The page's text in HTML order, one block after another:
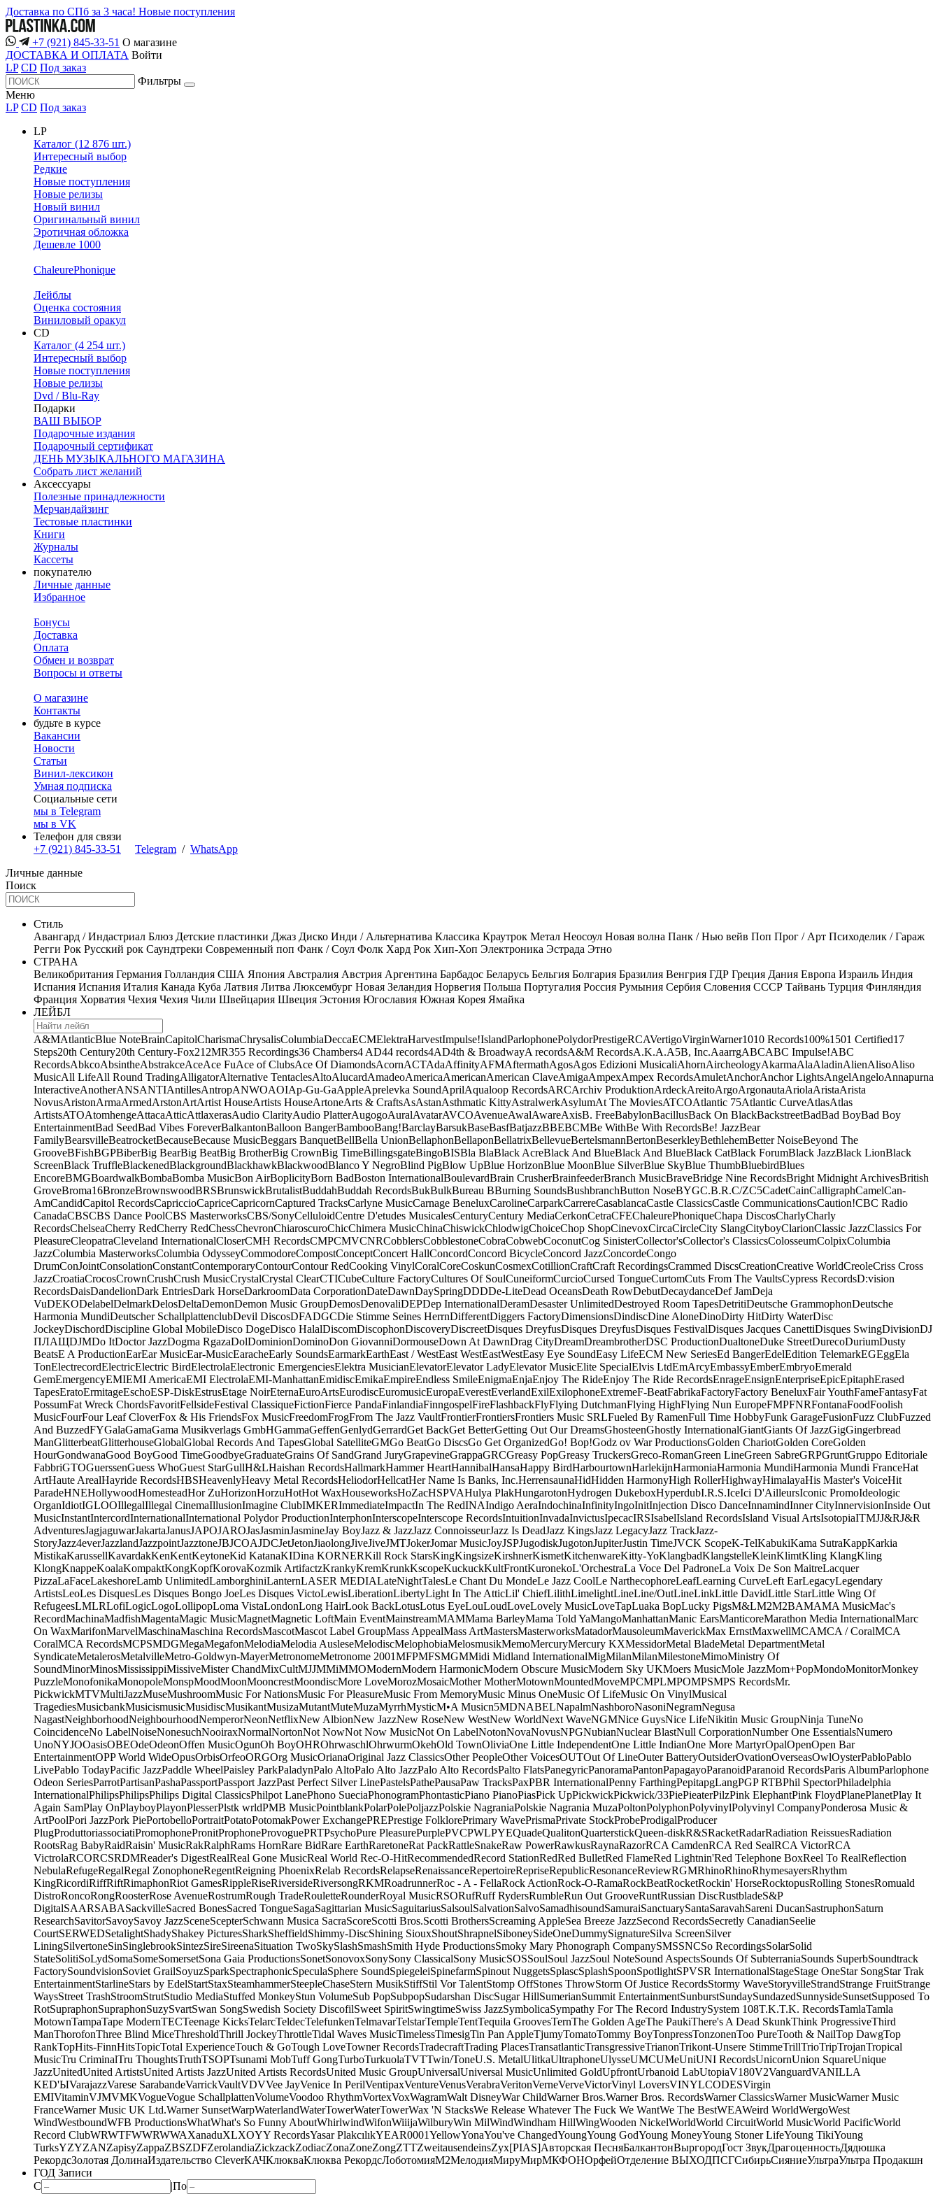
Доставка по СПб за 3 часа! Новые поступления
+7 (921) 845-33-51 О магазине
ДОСТАВКА И ОПЛАТА Войти
LP CD Под заказ
Фильтры
Меню
LP CD Под заказ
LP
Каталог (12 876 шт.)
Интересный выбор
Редкие
Новые поступления
Новые релизы
Новый винил
Оригинальный винил
Эротичная обложка
Дешевле 1000
ChaleurePhonique
Лейблы
Оценка состояния
Виниловый оракул
CD
Каталог (4 254 шт.)
Интересный выбор
Новые поступления
Новые релизы
Dvd / Blu-Ray
Подарки
ВАШ ВЫБОР
Подарочные издания
Подарочный сертификат
ДЕНЬ МУЗЫКАЛЬНОГО МАГАЗИНА
Собрать лист желаний
Аксессуары
Полезные принадлежности
Мерчандайзинг
Тестовые пластинки
Книги
Журналы
Кассеты
покупателю
Личные данные
Избранное
Бонусы
Доставка
Оплата
Обмен и возврат
Вопросы и ответы
О магазине
Контакты
будьте в курсе
Вакансии
Новости
Статьи
Винил-лексикон
Умная подписка
Социальные сети
мы в Telegram
мы в VK
Телефон для связи
+7 (921) 845-33-51
Telegram / WhatsApp
Личные данные
Поиск
Стиль
Авангард / Индастриал Блюз Детские пластинки Джаз Диско Инди / Альтернатива Классика Краутрок Метал Неосоул Новая волна Панк / Нью вейв Поп Прог / Арт Психоделик / Гараж
Регги Рок Русский рок Саундтреки Современный поп Фанк / Соул Фолк Хард Рок Хип-Хоп Электроника Эстрада Этно
СТРАНА
Великобритания Германия Голландия США Япония Австралия Австрия Аргентина Барбадос Беларусь Бельгия Болгария Бразилия Венгрия ГДР Греция Дания Европа Израиль Индия
Испания Испания Италия Канада Куба Латвия Литва Люксембург Новая Зеландия Норвегия Польша Португалия Россия Румыния Сербия Словения СССР Тайвань Турция Финляндия
Франция Хорватия Чехия Чехия Чили Швейцария Швеция Эстония Югославия Южная Корея Ямайка
ЛЕЙБЛ
A&MAtlanticBlue NoteBrainCapitolCharismaChrysalisColumbiaDeccaECMElektraHarvestImpulse!IslandParlophonePolydorPrestigeRCAVertigoVirginWarner1010 Records100%1501 Certified17
Steps20th Century20th Century-Fox21 2MR355 Recordings36 Chambers4 AD44 records4AD4th & BroadwayA recordsA&M RecordsA.K.A.A5B, Inc.AaarrgABCABC Impulse!ABC
RecordsAbkcoAbsintheAbstrakceAceAce FuAce of ClubsAce Of DiamondsAcornACTAdaAffinityAFMAftermathAgosAgos Edizioni MusicaliAhornAircheologyAkarmaAlaAladinAlienAlisoAliso
MusicAll LifeAll Round TradingAlligatorAlternative TentaclesAltoAlucardAmadeoAmericaAmericanAmerican ClaveAmigaAmpexAmpex RecordsAmuletAnchorAnchor LightsAngelAngeloAnnapurna
InteractiveAnotherANSANTIAntillesAntropANWOAOIAp-Gu-GaAppleAprelevka SoundAprilAqualoop RecordsARCArchiv ProduktionArdeckAreitoArgoArgonautaAriolaAristaArista
NovusAristonArmaArmedArstonArtArtist HouseArtists HouseArtoneArts & CraftsAsAstanAsthmatic KittyAstralwerkAsylumAt The MoviesATCOAtlantic 75Atlantic CurveAtlasAtlas
ArtistsATOAtomhengeAttacaAtticAttlaxerasAudio ClarityAudio PlatterAugogoAuralAvatarAVCOAvenueAwalAwareAxisB. FreeBabylonBacillusBack On BlackBackstreetBadBad BoyBad Boy
EntertainmentBad SeedBad Vibes ForeverBalkantonBalloon BangerBambooBang!BarclayBarsukBaseBasfBatjazzBBEBCMBe WithBe With RecordsBe! JazzBear
FamilyBearsvilleBeatrocketBecauseBecause MusicBeggars BanquetBellBella UnionBellaphonBellaponBellatrixBellevueBertelsmannBertonBeserkleyBethlehemBetter NoiseBeyond The
GrooveBFishBGPBiberBig BearBig BeatBig BrotherBig CrownBig TimeBillingsgateBingoBISBla BlaBlack AcreBlack And BlueBlack And BlueBlack CatBlack ForumBlack JazzBlack LionBlack
ScreenBlack TruffleBlackenedBlackgroundBlackhawkBlackwoodBlanco Y NegroBlind PigBlow UpBlue HorizonBlue MoonBlue SilverBlue SkyBlue ThumbBluebirdBlues
EncoreBMGBoardwalkBombaBomba MusicBon AirBoplicityBorn BadBoston InternationalBoulevardBrain CrusherBrainfeederBranch MusicBraveBridge Nine RecordsBright Midnight ArchivesBritish
GroveBroma16BronzeBrownswoodBRSBrunswickBrutalistBuddahBuddah RecordsBukBulkBureau BBurning SoundsBushbranchButton NoseBYGC.B.R.C/ZC5CadetCainCalligraphCamelCan-
AmCandidCapitol RecordsCapriccioCapriceCapricornCaptured TracksCarlyne MusicCarnage BeneluxCarolineCarparkCarrereCasablancaCastle ClassicsCastle CommunicationsCaution!CBC Radio
CanadaCBSCBS Dance PoolCBS MasterworksCBS/SonyCelluloidCentre D'etudes MusicalesCenturyCentury MediaCerkonCetraCFEChaleurePhoniqueChapa DiscosCharlyCharly
RecordsChelseaCherry RedCherry RedChessChevronChiaroscuroChicChimera MusicChinaChiswickChlodwigChoiceChop ShopCinevoxCircaCircleCity SlangCityboyClarionClassic JazzClassics For
PleasureCleopatraCleveland InternationalCloserCMH RecordsCMPCMVCNRCobblersCobblestoneCobraCobwebCoconutCog SinisterCollector'sCollector's ClassicsColosseumColpixColumbia
JazzColumbia MasterworksColumbia OdysseyCommodoreCompostConceptConcert HallConcordConcord BicycleConcord JazzConcordeCongo
DrumConJointConsolationConstantContemporaryContourContour RedCooking VinylCoralCoreCoskunCosmexCotillionCraftCraft RecordingsCrammed DiscsCreationCreative WorldCreoleCriss Cross
JazzCroatiaCrocosCrownCrushCrush MusicCrystalCrystal ClearCTICubeCulture FactoryCultures Of SoulCuneiformCurcioCursed TongueCurtomCuts From The VaultsCypress RecordsD:vision
RecordsDaisDandelionDark EntriesDark HorseDarkroomData CorporationDateDawnDaySpringDDDDe-LiteDead OceansDeath RowDebutDecaydanceDef JamDeja
VuDEKODelabelDelmarkDelosDeltaDemonDemon Music GroupDemosDenovaliDEPDep InternationalDeramDesaster UnlimitedDestroyed Room TapesDetritiDeutsche GrammophonDeutsche
Harmonia MundiDeutscher SchallplattenclubDevil DiscosDFADGCDie Stimme Seines HerrnDifferentDiggers FactoryDimensionsDindiscDine AloneDinoDirty HitDirty WaterDisc
JockeyDischordDiscipline Global MobileDisco DogeDisco HalalDiscomDiscophonDiscoveryDiscreetDisques DreyfusDisques DreyfusDisques FestivalDisques Jacques CanettiDisques SwingDivisionDJ
ПЛАЩDJMDo ItDoctor JazzDogma RgazaDolDominionDominoDon GiovanniDormouseDown At DawnDrag CityDreamDreambrotherDSC ProductionDualtoneDuke StreetDurecoDuriumDusty
BeatsE A ProductionEarEar MusicEar-MusicEaracheEarly SoundsEarmarkEarthEast / WestEast WestEastWestEasy Eye SoundEasy LifeECM New SeriesEd BangerEdelEdition TelemarkEGEggEla
TonElectrecordElectricElectric BirdElectrolaElectronic EmergenciesElektra MusicianElevatorElevator LadyElevator MusicElite SpecialElvis LtdEmArcyEmbassyEmberEmbryoEmerald
GemEmergencyEMIEMI AmericaEMI ElectrolaEMI-ManhattanEmidiscEmikaEmpireEndless SmileEnigmaEnjaEnjoy The RideEnjoy The Ride RecordsEnrageEnsignEnterpriseEpicEpitaphErased
TapesEratoErmitageEschoESP-DiskEstrusEtage NoirEternaEuroArtsEurodiscEuromusicEuropaEverestEverlandExilExilophoneExtremeF-BeatFabrikaFactoryFactory BeneluxFair YouthFameFantasyFat
PossumFat Wreck ChordsFavoritFellsideFestival ClassiqueFictionFierce PandaFinlandiaFinngospelFireFlashbackFlyFlying DutchmanFlying HighFlying Nun EuropeFMPFNRFontanaFoodFoolish
MusicFourFour Leaf CloverFox & His FriendsFox MusicFreedomFrogFrom The Jazz VaultFrontierFrontiersFrontiers Music SRLFueled By RamenFull Time HobbyFunk GarageFusionFuzz ClubFuzzed
And BuzzedFYGalaGamaGama Musikverlags GmbHGammaGeffenGenlydGerrardGet BackGet BetterGetting Out Our DreamsGhosteenGhostly InternationalGiantGiants Of JazzGigGingerbread
ManGlitterbeatGlitterhouseGlobalGlobal Records And TapesGlobal SatelliteGMGo BeatGo DiscsGo Get OrganizedGo! Bop!Godz ov War ProductionsGolden ChariotGolden CoreGolden
HourGondwanaGood BoyGood TimeGoodbyeGraduateGrains Of SandGrand JuryGrapevineGrappaGRCGreasy PopGreasy TruckersGreco-RomanGreen LineGreen SabreGRPGruntGruppo Editoriale
FabbriGTOGuerssenGuess WhoGuest StarGullH&LHaishan RecordsHallmarkHammer HeartHannibalHansaHappy BirdHarbourtownHarlekijnHarmoniaHarmonia MundiHarmonia Mundi FranceHat
ArtHaute ArealHayride RecordsHBSHeavenlyHeavy Metal RecordsHeliodorHellcatHer Name Is Banks, Inc.HerrensaunaHidHidden HarmonyHigh RollerHighwayHimalayaHis Master's VoiceHit
ParadeHNEHollywoodHomesteadHor ZuHorizonHorzuHotHot WaxHouseworksHoZacHSPVAHulya PlakHungarotonHydrogen DukeboxHyperdubI.R.S.IceIci D'AilleursIconic PromoIdeologic
OrganIdiotIGLOOIllegalIllegal CinemaIllusionImagine ClubIMKERImmediateImpactIn The RedINAIndigo AeraIndochinaInfinityIngoInitInjection Disco DanceInnamindInner CityInnervisionInside Out
MusicInstantIntercordInternationalInternational Polydor ProductionInterphonInterscopeInterscope RecordsIntuitionInvadaInvictusIpecacIRSIsabelIsland RecordsIsland Visual ArtsIsotopiaITMJJ&RJ&R
AdventuresJagjaguwarJakartaJanusJAPOJAROJasJasminJasmineJay BoyJazz & JazzJazz ConnoisseurJazz Is DeadJazz KingsJazz LegacyJazz TrackJazz-
StoryJazz4everJazzlandJazzpointJazztoneJBJCOAJDCJetJetonJiaolongJiveJiveJMTJokerJomar MusicJoyJSPJugodiskJugotonJupiterJustin TimeJVCK ScopeK-TelKabukiKama SutraKappKarkia
MistikaKarussellKavardakKenKentKeytoneKid KatanaKIDina KORNERKill Rock StarsKingKingsizeKirshnerKismetKitchenwareKitty-YoKlangbadKlangstelleKleinKlimtKling KlangKling
KlongKnappeKoalaKompaktKongKopfKorovaKozmik ArtifactzKrankyKremKrunkKscopeKuckuckKultFrontKuronekoL'OrchestraLa Voce Del PadroneLa Voix De Son MaitreLacquer
PizzaLaFaceLakeshoreLamb UnlimitedLamborghiniLanternLASER MEDIALateNightTalesLe Chant Du MondeLe Jazz CoolLe NarthecophoreLeafLearning CurveLeft EarLegacyLegendary
ArtistsLeoLes DisquesLes Disques Bongo JoeLes Disques VictoLewisLiberationLibertyLight In The AtticLil' ChiefLilithLimelightLineLine/OutLineLinkLittle DavidLittle StarLittle Wing Of
RefugeesLMLRLofiLogicLogoLollipopLoma VistaLondonLong HairLook BackLotusLotus EyeLouLoudLoveLovely MusicLoveTapLuaka BopLucky PigsM&LM2M2BAMAMA MusicMac's
RecordMachinaMadfishMagentaMagic MusicMagnetMagnetic LoftMain EventMainstreamMAMMama BarleyMama Told YaMangoManhattanManic EarsManticoreMarathon Media InternationalMarc
On WaxMarifonMarvelMaschinaMaschina RecordsMascotMascot Label GroupMass AppealMass ArtMastersMasterworksMatadorMausoleumMaverickMax ErnstMaxwellMCAMCA / CoralMCA
CoralMCA RecordsMCPSMDGMegaMegafonMelodiaMelodia AusleseMelodiscMelophobiaMelosmusikMemoMercuryMercury KXMessidorMetal BladeMetal DepartmentMetal
SyndicateMetalerosMetalvilleMetro-Goldwyn-MayerMetronomeMetronome 2001MFPMFSMGMMidi Midland InternationalMigMilanMilanMilestoneMimoMinistry Of
SoundMinorMinosMississippiMissiveMister ChandMixCultMJJMMiMMOModernModern HarmonicModern Obscure MusicModern Sky UKMoers MusicMole JazzMom+PopMondoMonitorMonkey
PuzzleMonofonikaMonopoleMonspMoodMoonMooncrestMoondiscMore LoveMorozMosaicMother MotherMotownMountedMoveMPCMPLMPOMPSMPS RecordsMr.
PickwickMTVMultiJazzMuseMushroomMusic For NationsMusic For PleasureMusic From MemoryMusic Minus OneMusic Of LifeMusic On VinylMusical
TragediesMusicbankMusicismusicMusidiscMusikantMusizaMutantMuteMuzaMyrrhMysticM•A Musicn5MDNABELNapalmNashboroNasoniNegramNegusa
NagastNeighborhoodNeighbourhoodNemperorNeonNetflixNew AlbionNew JazzNew RoseNew WestNew WorldNext WaveNGMNice GuysNice LifeNikitin Music GroupNinja TuneNo
CoincidenceNo LabelNoiseNonesuchNooiraxNormalNortonNot NowNot Now MusicNot On LabelNotonNovaNovusNPGNubianNuclear BlastNull CorporationNumber One EssentialsNumero
UnoNYJOOasisOBEOdeOdeonOffen MusicOgunOh BoyOHROhrwaschlOhrwurmOkehOld TownOliviaOne Little IndependentOne Little IndianOne More MartyrOpalOpenOpen Bar
EntertainmentOPP World WideOpusOrbisOrfeoORGOrg MusicOrianaOriginal Jazz ClassicsOther PeopleOther VoicesOUTOut Of LineOuter BatteryOutsiderOvationOverseasOwlOysterPabloPablo
LivePablo TodayPacific JazzPaddle WheelPaisley ParkPaladynPalo AltoPalo Alto JazzPalo Alto RecordsPalto FlatsPanegyricPanoramaPantonPapagayoParanoidParanoid RecordsParis AlbumParlophone
Odeon SeriesParrotPartisanPashaPassportPassport JazzPast Perfect Silver LinePastelsPathePausaPaw TracksPaxPBR InternationalPenny FarthingPepitapgLangPGP RTBPhil SpectorPhiladelphia
InternationalPhilipsPhilipsPhilips Digital ClassicsPhilpot LanePhono SueciaPhonogramPhontasticPiano PianoPiasPick UpPickwickPickwick/33PiePieaterPilzPink ElephantPink FloydPlanePlanetPlay It
Again SamPlay OnPlayboyPlayonPlesserPlstk wrldPMB MusicPointblankPolarPolePoljazzPolskie NagraniaPolskie Nagrania MuzaPoltonPolyphonPolyvinylPolyvinyl CompanyPonderosa Music &
ArtPoolPori JazzPork PiePortobelloPortraitPotatoPotomakPower ExchangePREPrestige FolklorePrimary WavePrismaPrivate StockProbeProdigalProducer
PlugProduttoriassociatiPromophonePronitProphoneProvoguePRTPsychoPure PleasurePurplePVCPWLPYEQuadeQualitonQuarterstickQueen-diskR&SRacketRadarRadiation ReissuesRadiation
RootsRag BabyRaidRaisin' MusicRakRalphRams HornRare BidRare EarthRaretoneRat PackRattleSnakeRaw PowerRawkusRaynaRazorRCA CamdenRCA Red SealRCA VictorRCA
VictrolaRCORCSRDMReader's DigestRealReal Gone MusicReal World Rec-O-HitRecommendedRecord StationRedRed BulletRed FlameRed Lightnin'Red Telephone BoxReel To RealReflection
NebulaRefugeRegalRegal ZonophoneRegentReigning PhoenixRelab RecordsRelapseRenaissanceRepertoireRepriseRepublicResonanceReviewRGMRhinoRhinoRhymesayersRhythm
KingRicordiRiffRiftRimaphonRiot GamesRippleRiseRiversideRiversongRKMRoadrunnerRoc - A - FellaRock ActionRock-O-RamaRockBeatRocketRockin' HorseRocktopusRolling StonesRomuald
DistroRoncoRongRoosterRose AvenueRostrumRough TradeRouletteRounderRoyal MusicRSORufRuff RydersRumbleRun Out GrooveRuntRussian DiscRustbladeS&P
DigitalSAARSABASackvilleSacred BonesSacred TongueSagaSagittarian MusicSaguitariusSalsoulSalvationSalvoSamadhisoundSamuraiSanctuarySantaSaravahSareni DucanSastruphonSaturn
ResearchSavitorSavoySavoy JazzSceneScepterSchwann Musica SacraScoreScotti Bros.Scotti BrothersScreaming AppleSea Breeze JazzSecond RecordsSecretly CanadianSeelie
CourtSERWEDSetalightShadyShakey PicturesSharkSheffieldShimmy-DiscShining SiouxShoutShrapnelSiboneySideOneDummySignatureSilva ScreenSilver
LiningSilvertoneSinSinglebrookSintezSireSireenaSituation TwoSkySlashSmashSmith Hyde ProductionsSmoky Mary Phonograph CompanySMSSNCSo RecordingsSolarSolid
StateSolitiSoLydSomaSomeSomersetSona Gaia ProductionsSonetSonovoxSonySony ClassicalSony MusicSOSSoulSoul JazzSoul NoteSound AspectsSounds Of SubterraniaSounds SuperbSoundtrack
FactorySoundvisionSoviet GrailSoyuzSparkSpectraphonicSpeculaSphere SoundSpiegeleiSpinefarmSpinout NuggetsSplascSplashSpoonSpotlightSPVSR InternationalStageStage OneStar SongStar Trak
EntertainmentStarlineStars by EdelStartStaxSteamhammerSteepleChaseStern MusikStiffStil Vor TalentStomp OffStones ThrowStorm Of Justice RecordsStormy WaveStoryvilleStrandStrange FruitStrange
WaysStreet TrashStroomStrutStudio MediaStuffed MonkeyStun VolumeSub PopSubpopSudarshan DiscSugar HillSumerianSummit EntertainmentSunburstSundaySundazedSunnysideSunsetSupposed To
RotSupraphonSupraphonSuzySvartSwan SongSwedish Society DiscofilSweet SpiritSwingtimeSwiss JazzSymbolicaSympathy For The Record IndustrySystem 108T.K.T.K. RecordsTamlaTamla
MotownTampaTape ModernTECTeenage KicksTelarcTeldecTelefunkenTelmavarTelstarTempleTentTequila GroovesTernThe Golden AgeThe PaukiThere's A Dead SkunkThink ProgressiveThird
ManThorofonThree Blind MiceThresholdThrill JockeyThrottleTidal Waves MusicTimelessTimesigTin Pan AppleTjumyTomatoTommy BoyTonpressTonzonenToo PureTooth & NailTop DawgTop
RankTopHits-FinnHitsTopicTotal ExperienceTouch & GoTough LoveTowner RecordsTradecraftTrading PlacesTransatlanticTransgressiveTrianonTrikont-Unsere StimmeTrillTrioTripTrojanTropical
MusicTru CriminalTru ThoughtsTruthTSOPTsunami MobTuff GongTurboTurkuolaTVTTwin/ToneU.S. MetalUlitkaUltraphoneUlysseUMCUMeUniUNI RecordsUnicornUnion SquareUnique
JazzUnitedUnited ArtistsUnited Artists JazzUnited Artists RecordsUnited Music GroupUniversalUniversal MusicUnlimited GoldUpfrontUrbanoid LabUtopiaV180V2VanguardVANILLA
KED'ЫVarajazzVarese SarabandeVarrickVaultVDVVee JayVenice In PerilVentipaxVentureVenusVerabraVeritonVerneVerveVictorVinyl LoversVINYLCODESVirgin
EMIVitaminVJMVMKVogueVogue SchallplattenVolumeVoodoo RhythmVortexVoxWagramWalt DisneyWar ChildWarner Bros.Warner Bros. RecordsWarner ClassicsWarner MusicWarner Music
FranceWarner Music UK Ltd.Warner SunsetWarpWaterlandWaterTowerWaterTowerWax 'N StacksWe Release Whatever The Fuck We WantWe The BestWEAWeird WorldWergoWest
WindWestboundWFB ProductionsWhatWhat's So Funny AboutWhirlwindWifonWiiijaWilburyWin MilWindWindham HillWingWooden NickelWorldWorld CircuitWorld MusicWorld PacificWorld
Record ClubWRWTFWWRWWAXanaduXLXOYY RecordsYasar PlakcılıkYEAR0001YellowYonaYou've ChangedYoungYoung GodYoung MoneyYoung Stoner LifeYoung TikiYoung
TurksYZYZANZapisyZappaZBSZDFZerolandiaZickzackZodiacZonaZoneZongZTTZweitausendeinsZyx[PIAS]Авторская ПесняБалкантонВыргородГост ЗвукДрагоценностьДядюшка
РекордсЗолотая ДолинаИздательство CleverКАЧКлюкваКлюква РекордсЛоботомияМ2МелодияМируМирМКФОНОрфейОтделение ВЫХОДПСГСибирьСияниеУльтраУльтра Продакшн
ГОД Записи
С
|По